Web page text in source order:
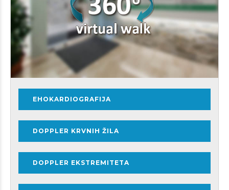
EHOKARDIOGRAFIJA
DOPPLER KRVNIH ŽILA
DOPPLER EKSTREMITETA